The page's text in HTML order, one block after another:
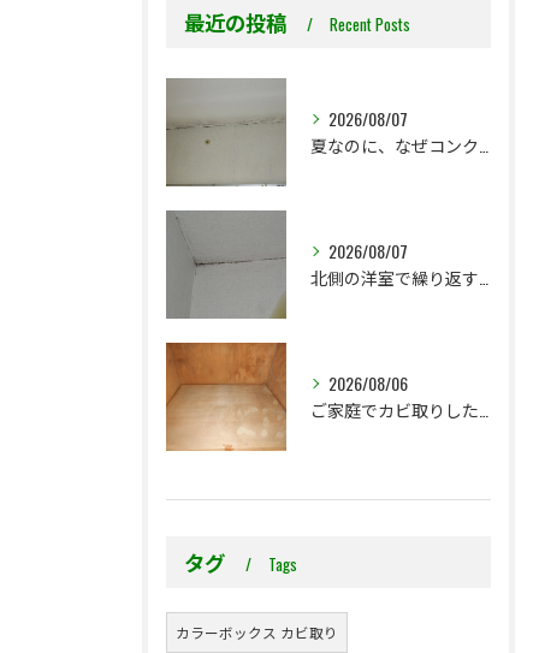
最近の投稿 Recent Posts
2026/08/07
2026/08/07
2026/08/06
タグ Tags
カラーボックス カビ取り